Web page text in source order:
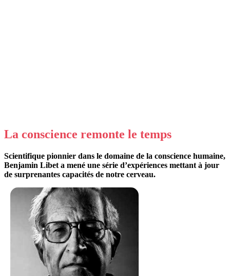
La conscience remonte le temps
Scientifique pionnier dans le domaine de la conscience humaine,
Benjamin Libet a mené une série d’expériences mettant à jour
de surprenantes capacités de notre cerveau.